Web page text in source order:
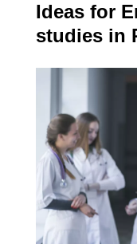
Ideas for
studies in